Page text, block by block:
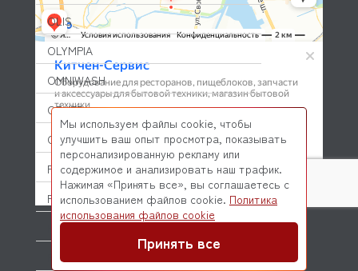
OLIS
OLYMPIA
OMNIWASH
ORVED
OZTIRYAKILER
P.L. Proff Cuisine
PACKVAC
PACOJET
PANERO
© 2026 Kitchen-Service.com Интернет-магазин запчастей
и оборудования профессиональной кухни
Мы используем файлы cookie, чтобы
улучшить ваш опыт просмотра, показывать
персонализированную рекламу или
содержимое и анализировать наш трафик.
Нажимая «Принять все», вы соглашаетесь с
использованием файлов cookie. Политика
использования файлов cookie
Принять все